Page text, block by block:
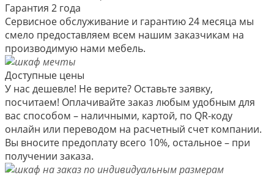
Гарантия 2 года
Сервисное обслуживание и гарантию 24 месяца мы
смело предоставляем всем нашим заказчикам на
производимую нами мебель.
Доступные цены
У нас дешевле! Не верите? Оставьте заявку,
посчитаем! Оплачивайте заказ любым удобным для
вас способом – наличными, картой, по QR-коду
онлайн или переводом на расчетный счет компании.
Вы вносите предоплату всего 10%, остальное – при
получении заказа.